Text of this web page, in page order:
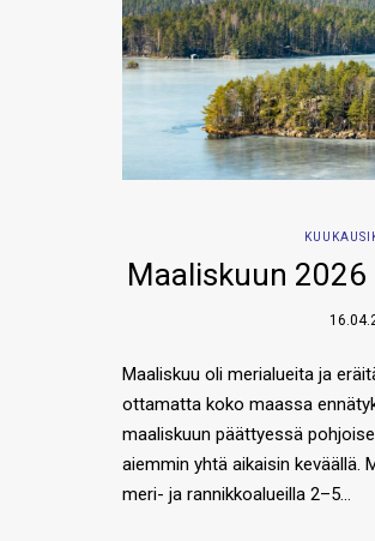
Maaliskuun
Maaliskuu oli merialueita ja
ottamatta koko maassa
maaliskuun päättyessä
aiemmin yhtä aikaisin keväällä.
meri- ja rannikkoalueilla 2–5…